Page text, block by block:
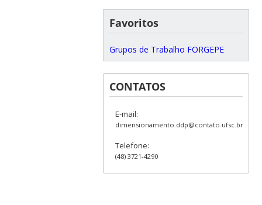
Favoritos
Grupos de Trabalho FORGEPE
CONTATOS
E-mail:
dimensionamento.ddp@contato.ufsc.br
Telefone:
(48) 3721-4290